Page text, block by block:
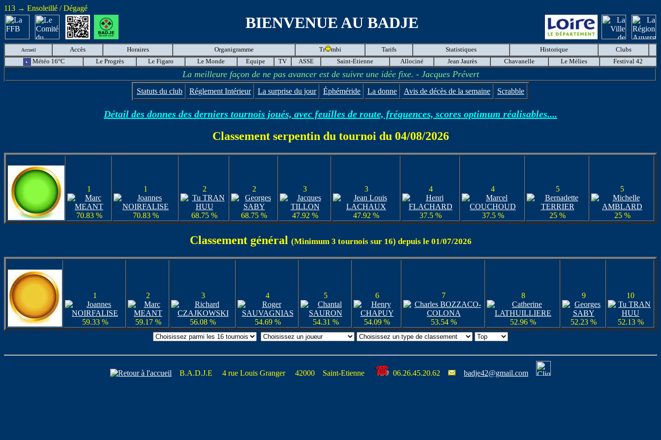
113 → Ensoleillé / Dégagé
BIENVENUE AU BADJE
Accueil Accès Horaires Organigramme Tr mbi Tarifs Statistiques Historique
Clubs
Météo 16°C
Le Progrès Le Figaro Le Monde Equipe TV ASSE Saint-Etienne Allociné Jean Jaurès Chavanelle Le Mélies Festival 42
La meilleure façon de ne pas avancer est de suivre une idée fixe. - Jacques Prévert
Statuts du club Réglement Intérieur La surprise du jour Éphéméride La donne Avis de décès de la semaine Scrabble
Détail des donnes des derniers tournois joués, avec feuilles de route, fréquences, scores optimum réalisables....
Classement serpentin du tournoi du 04/08/2026
1
70.83 %
1
70.83 %
2
68.75 %
2
68.75 %
3
47.92 %
3
47.92 %
4
37.5 %
4
37.5 %
5
25 %
5
25 %
Classement général (Minimum 3 tournois sur 16) depuis le 01/07/2026
1
59.33 %
2
59.17 %
3
56.08 %
4
54.69 %
5
54.31 %
6
54.09 %
7
53.54 %
8
52.96 %
9
52.23 %
10
52.13 %
B.A.D.J.E 4 rue Louis Granger 42000 Saint-Etienne 06.26.45.20.62 badje42@gmail.com